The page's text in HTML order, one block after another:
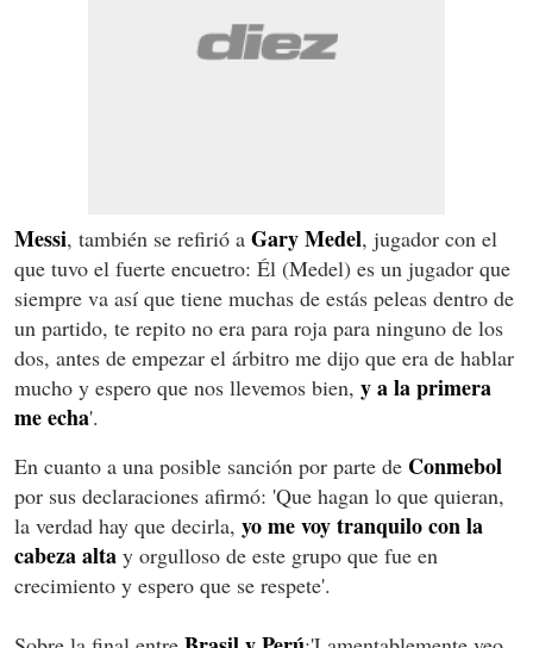
Messi, también se refirió a Gary Medel, jugador con el
que tuvo el fuerte encuetro: Él (Medel) es un jugador que
siempre va así que tiene muchas de estás peleas dentro de
un partido, te repito no era para roja para ninguno de los
dos, antes de empezar el árbitro me dijo que era de hablar
mucho y espero que nos llevemos bien, y a la primera
me echa'.
En cuanto a una posible sanción por parte de Conmebol
por sus declaraciones afirmó: 'Que hagan lo que quieran,
la verdad hay que decirla, yo me voy tranquilo con la
cabeza alta y orgulloso de este grupo que fue en
crecimiento y espero que se respete'.